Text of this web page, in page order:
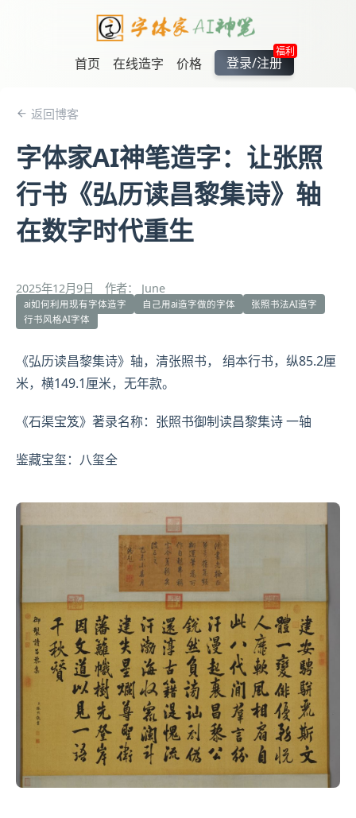
首页 在线造字 价格
福利
登录/注册
返回博客
字体家AI神笔造字：让张照
行书《弘历读昌黎集诗》轴
在数字时代重生
2025年12月9日 作者： June
ai如何利用现有字体造字 自己用ai造字做的字体
张照书法AI造字
行书风格AI字体
《弘历读昌黎集诗》轴，清张照书， 绢本行书，纵85.2厘
米，横149.1厘米，无年款。
《石渠宝笈》著录名称：张照书御制读昌黎集诗 一轴
鉴藏宝玺：八玺全